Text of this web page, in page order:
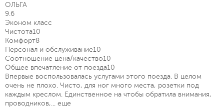
ОЛЬГА
9.6
Эконом класс
Чистота10
Комфорт8
Персонал и обслуживание10
Соотношение цена/качество10
Общее впечатление от поезда10
Впервые воспользовалась услугами этого поезда. В целом
очень не плохо. Чисто, для ног много места, розетки под
каждым креслом. Единственное на чтобы обратила внимания,
проводников,... еще